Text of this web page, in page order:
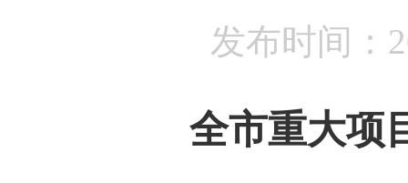
发布时间：
全市重大项